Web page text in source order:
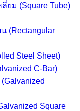
ยม (Square Tube)
(Rectangular
Steel Sheet)
C-Bar)
Square